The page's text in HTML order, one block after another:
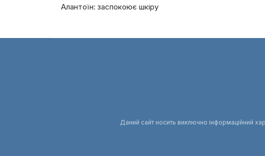
Алантоїн: заспокоює шкіру
Даний сайт носить виключно інформаційний